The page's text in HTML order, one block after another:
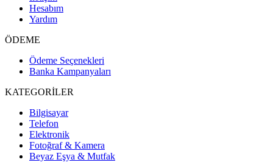
Hesabım
Yardım
ÖDEME
Ödeme Seçenekleri
Banka Kampanyaları
KATEGORİLER
Bilgisayar
Telefon
Elektronik
Fotoğraf & Kamera
Beyaz Eşya & Mutfak